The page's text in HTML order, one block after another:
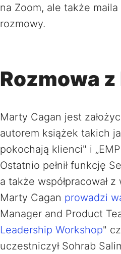
na Zoom, ale także
rozmowy.
Rozmowa
Marty Cagan jest
autorem książek takich
pokochają klienci" i
Ostatnio pełnił funkcję
a także współpracował
Marty Cagan prowadzi
Manager and Product
Leadership Workshop"
uczestniczył Sohrab